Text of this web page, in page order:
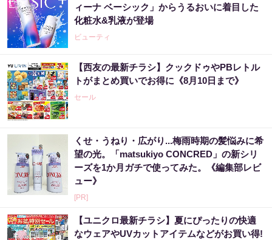
ィーナ ベーシック」からうるおいに着目した
化粧水&乳液が登場
ビューティ
【西友の最新チラシ】クックドゥやPBレトル
トがまとめ買いでお得に《8月10日まで》
セール
くせ・うねり・広がり...梅雨時期の髪悩みに希
望の光。「matsukiyo CONCRED」の新シリ
ーズを1か月ガチで使ってみた。《編集部レビ
ュー》
[PR]
【ユニクロ最新チラシ】夏にぴったりの快適
なウェアやUVカットアイテムなどがお買い得!